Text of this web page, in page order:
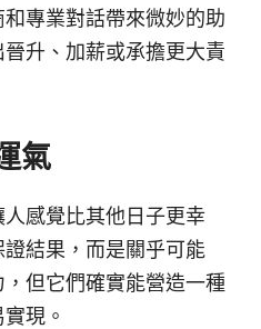
專業對話帶來微妙的助
升、加薪或承擔更大責
氣
感覺比其他日子更幸
結果，而是關乎可能
但它們確實能營造一種
現。